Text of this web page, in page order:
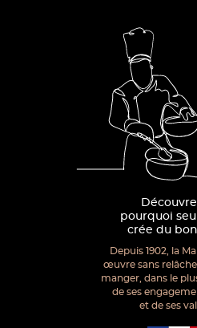
pourquoi
crée du
Depuis 1902, la
œuvre sans
manger, dans le
de ses
et de ses